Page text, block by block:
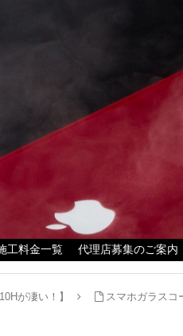
工料金一覧 代理店募集のご案内
が凄い！】
スマホガラスコ